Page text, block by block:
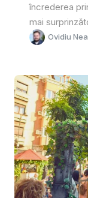
încrederea
mai
Ovidiu